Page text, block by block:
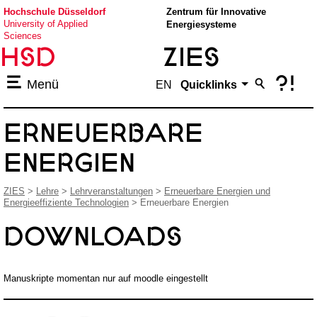
Hochschule
Düsseldorf
Hochschule Düsseldorf
University of Applied
Sciences
Zentrum für Innovative
Energiesysteme
 ZIES
Menü EN Quicklinks ?!
ERNEUERBARE
ENERGIEN
ZIES > Lehre > Lehrveranstaltungen > Erneuerbare Energien und
Energieeffiziente Technologien > Erneuerbare Energien
Downloads
Manuskripte momentan nur auf moodle eingestellt